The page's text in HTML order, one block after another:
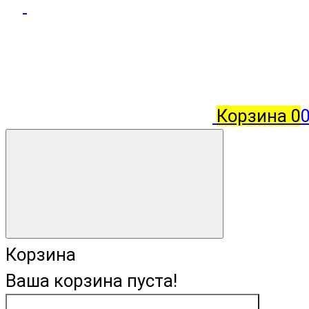
Корзина 0
Корзина
Ваша корзина пуста!